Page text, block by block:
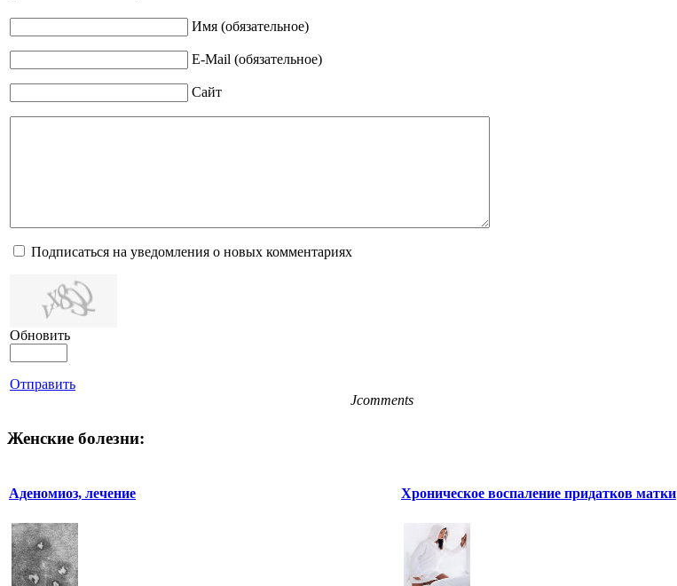
Имя (обязательное)
E-Mail (обязательное)
Сайт
Подписаться на уведомления о новых комментариях
Обновить
Отправить
Jcomments
Женские болезни:
Аденомиоз, лечение Хроническое воспаление придатков матки